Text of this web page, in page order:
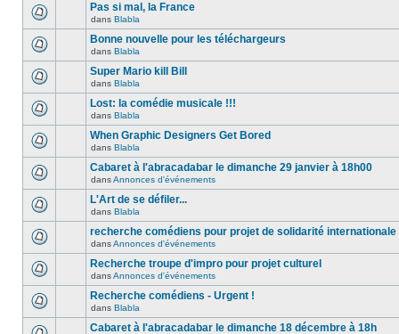
Pas si mal, la France
dans Blabla
Bonne nouvelle pour les téléchargeurs
dans Blabla
Super Mario kill Bill
dans Blabla
Lost: la comédie musicale !!!
dans Blabla
When Graphic Designers Get Bored
dans Blabla
Cabaret à l'abracadabar le dimanche 29 janvier à 18h00
dansAnnonces d'événements
L'Art de se défiler...
dans Blabla
recherche comédiens pour projet de solidarité internationale
dansAnnonces d'événements
Recherche troupe d'impro pour projet culturel
dansAnnonces d'événements
Recherche comédiens - Urgent !
dans Blabla
Cabaret à l'abracadabar le dimanche 18 décembre à 18h